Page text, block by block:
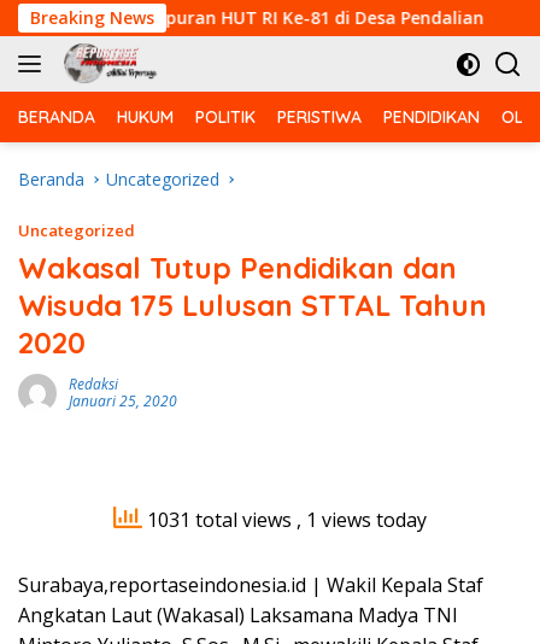
Langsung
ke
konten
Breaking News
Campuran HUT RI Ke-81 di Desa Pendalian
BERANDA HUKUM POLITIK PERISTIWA PENDIDIKAN
Beranda Uncategorized
Uncategorized
Wakasal Tutup Pendidikan dan
Wisuda 175 Lulusan STTAL Tahun
2020
Redaksi
Januari 25, 2020
1031 total views , 1 views today
Surabaya,reportaseindonesia.id | Wakil Kepala Staf
Angkatan Laut (Wakasal) Laksamana Madya TNI